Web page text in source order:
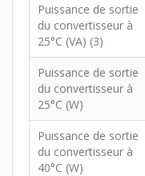
Puissance de sortie
du convertisseur à
25°C (VA) (3)
Puissance de sortie
du convertisseur à
25°C (W)
Puissance de sortie
du convertisseur à
40°C (W)